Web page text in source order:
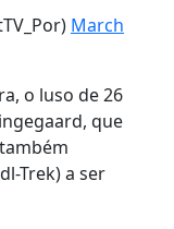
March
o luso de 26
que
Trek) a ser